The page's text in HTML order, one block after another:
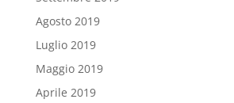
Agosto 2019
Luglio 2019
Maggio 2019
Aprile 2019